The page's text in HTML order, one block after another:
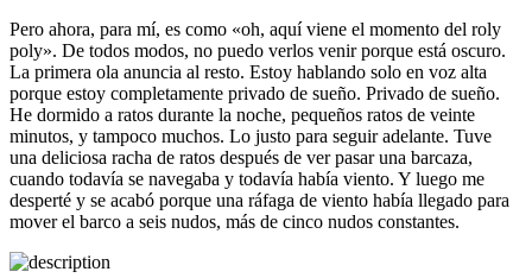
Pero ahora, para mí, es como «oh, aquí viene el momento del roly
poly». De todos modos, no puedo verlos venir porque está oscuro.
La primera ola anuncia al resto. Estoy hablando solo en voz alta
porque estoy completamente privado de sueño. Privado de sueño.
He dormido a ratos durante la noche, pequeños ratos de veinte
minutos, y tampoco muchos. Lo justo para seguir adelante. Tuve
una deliciosa racha de ratos después de ver pasar una barcaza,
cuando todavía se navegaba y todavía había viento. Y luego me
desperté y se acabó porque una ráfaga de viento había llegado para
mover el barco a seis nudos, más de cinco nudos constantes.